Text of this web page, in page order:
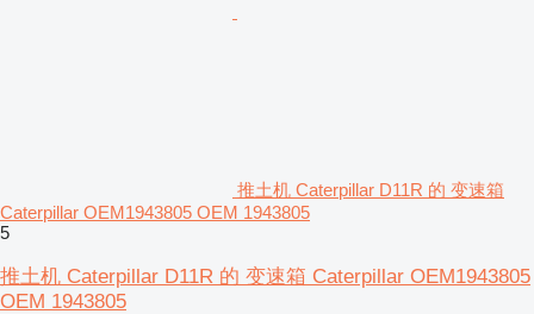
推土机 Caterpillar D11R 的 变速箱
Caterpillar OEM1943805 OEM 1943805
5
推土机 Caterpillar D11R 的 变速箱 Caterpillar OEM1943805
OEM 1943805